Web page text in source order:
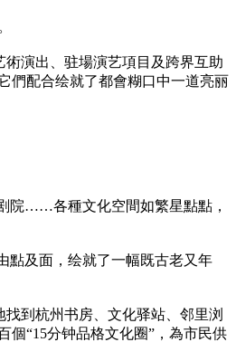
演出、驻場演艺項目及跨界互助
們配合绘就了都會糊口中一道亮丽
院……各種文化空間如繁星點點，
點及面，绘就了一幅既古老又年
到杭州书房、文化驿站、邻里浏
個“15分钟品格文化圈”，為市民供